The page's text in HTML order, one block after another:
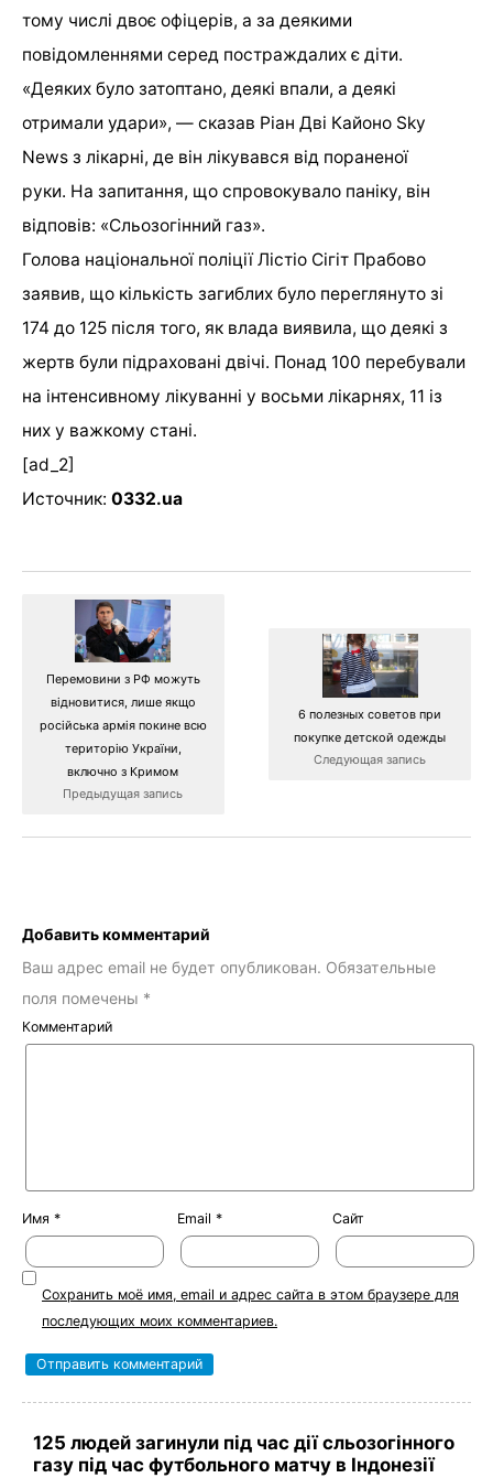
тому числі двоє офіцерів, а за деякими
повідомленнями серед постраждалих є діти.
«Деяких було затоптано, деякі впали, а деякі
отримали удари», — сказав Ріан Дві Кайоно Sky
News з лікарні, де він лікувався від пораненої
руки. На запитання, що спровокувало паніку, він
відповів: «Сльозогінний газ».
Голова національної поліції Лістіо Сігіт Прабово
заявив, що кількість загиблих було переглянуто зі
174 до 125 після того, як влада виявила, що деякі з
жертв були підраховані двічі. Понад 100 перебували
на інтенсивному лікуванні у восьми лікарнях, 11 із
них у важкому стані.
[ad_2]
Источник: 0332.ua
Перемовини з РФ можуть
відновитися, лише якщо
російська армія покине всю
територію України,
включно з Кримом
Предыдущая запись
6 полезных советов при
покупке детской одежды
Следующая запись
Добавить комментарий
Ваш адрес email не будет опубликован. Обязательные
поля помечены *
Комментарий
Имя * Email * Сайт
Сохранить моё имя, email и адрес сайта в этом браузере для
последующих моих комментариев.
125 людей загинули під час дії сльозогінного
газу під час футбольного матчу в Індонезії